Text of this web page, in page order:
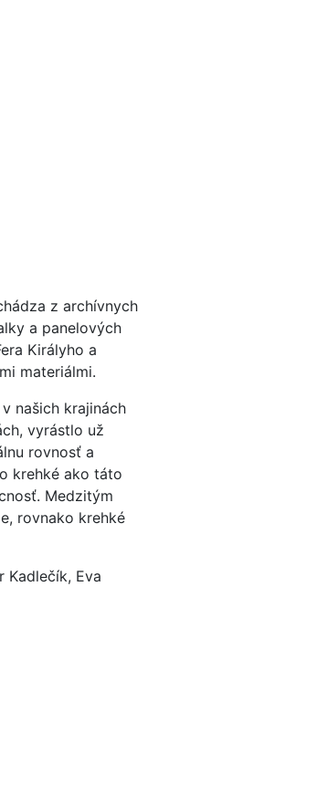
z archívnych
a panelových
Királyho a
materiálmi.
našich krajinách
vyrástlo už
rovnosť a
krehké ako táto
Medzitým
rovnako krehké
Kadlečík, Eva